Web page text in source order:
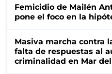
Femicidio de Mailén
pone el foco en la
Masiva marcha contra
falta de respuestas al
criminalidad en Mar